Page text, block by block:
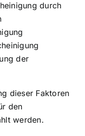
durch
der
dieser Faktoren
den
werden.